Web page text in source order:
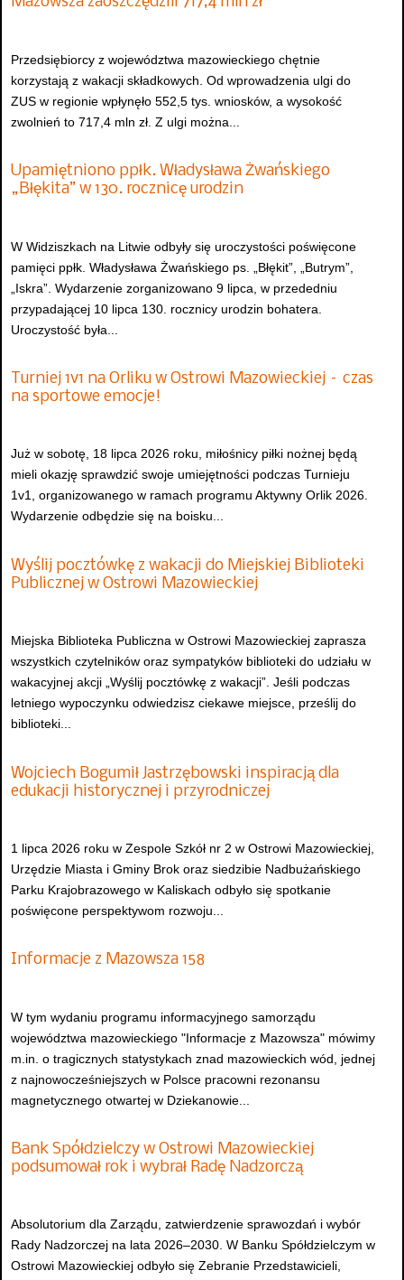
Przedsiębiorcy z województwa mazowieckiego chętnie
korzystają z wakacji składkowych. Od wprowadzenia ulgi do
ZUS w regionie wpłynęło 552,5 tys. wniosków, a wysokość
zwolnień to 717,4 mln zł. Z ulgi można...
Upamiętniono ppłk. Władysława Żwańskiego
„Błękita” w 130. rocznicę urodzin
W Widziszkach na Litwie odbyły się uroczystości poświęcone
pamięci ppłk. Władysława Żwańskiego ps. „Błękit”, „Butrym”,
„Iskra”. Wydarzenie zorganizowano 9 lipca, w przededniu
przypadającej 10 lipca 130. rocznicy urodzin bohatera.
Uroczystość była...
Turniej 1v1 na Orliku w Ostrowi Mazowieckiej – czas
na sportowe emocje!
Już w sobotę, 18 lipca 2026 roku, miłośnicy piłki nożnej będą
mieli okazję sprawdzić swoje umiejętności podczas Turnieju
1v1, organizowanego w ramach programu Aktywny Orlik 2026.
Wydarzenie odbędzie się na boisku...
Wyślij pocztówkę z wakacji do Miejskiej Biblioteki
Publicznej w Ostrowi Mazowieckiej
Miejska Biblioteka Publiczna w Ostrowi Mazowieckiej zaprasza
wszystkich czytelników oraz sympatyków biblioteki do udziału w
wakacyjnej akcji „Wyślij pocztówkę z wakacji”. Jeśli podczas
letniego wypoczynku odwiedzisz ciekawe miejsce, prześlij do
biblioteki...
Wojciech Bogumił Jastrzębowski inspiracją dla
edukacji historycznej i przyrodniczej
1 lipca 2026 roku w Zespole Szkół nr 2 w Ostrowi Mazowieckiej,
Urzędzie Miasta i Gminy Brok oraz siedzibie Nadbużańskiego
Parku Krajobrazowego w Kaliskach odbyło się spotkanie
poświęcone perspektywom rozwoju...
Informacje z Mazowsza 158
W tym wydaniu programu informacyjnego samorządu
województwa mazowieckiego "Informacje z Mazowsza" mówimy
m.in. o tragicznych statystykach znad mazowieckich wód, jednej
z najnowocześniejszych w Polsce pracowni rezonansu
magnetycznego otwartej w Dziekanowie...
Bank Spółdzielczy w Ostrowi Mazowieckiej
podsumował rok i wybrał Radę Nadzorczą
Absolutorium dla Zarządu, zatwierdzenie sprawozdań i wybór
Rady Nadzorczej na lata 2026–2030. W Banku Spółdzielczym w
Ostrowi Mazowieckiej odbyło się Zebranie Przedstawicieli,